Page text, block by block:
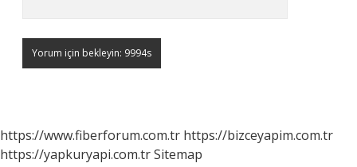
https://www.fiberforum.com.tr https://bizceyapim.com.tr
https://yapkuryapi.com.trSitemap